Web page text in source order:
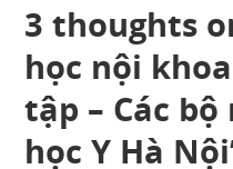
3 thoughts
học nội
tập – Các
học Y Hà Nội